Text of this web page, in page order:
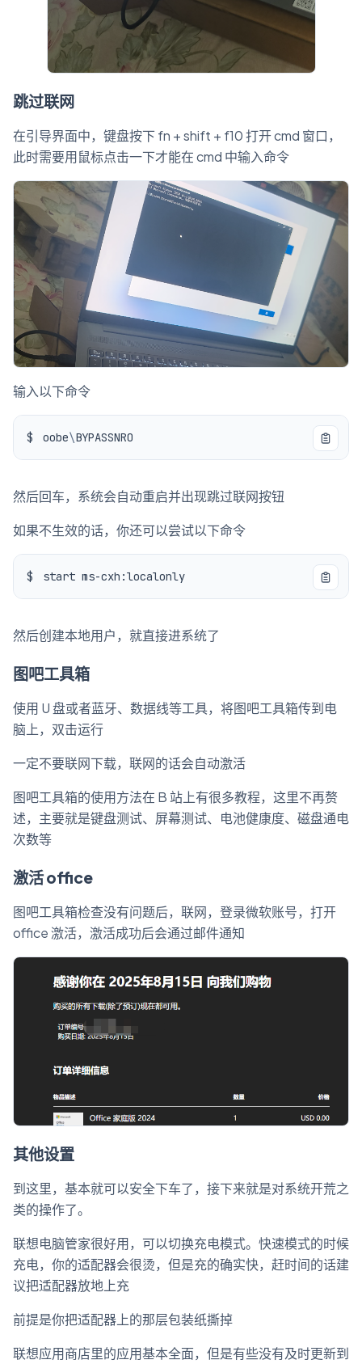
跳过联网
在引导界面中，键盘按下 fn + shift + f10 打开 cmd 窗口，
此时需要用鼠标点击一下才能在 cmd 中输入命令
输入以下命令
oobe\
然后回车，系统会自动重启并出现跳过联网按钮
如果不生效的话，你还可以尝试以下命令
然后创建本地用户，就直接进系统了
图吧工具箱
使用 U 盘或者蓝牙、数据线等工具，将图吧工具箱传到电
脑上，双击运行
一定不要联网下载，联网的话会自动激活
图吧工具箱的使用方法在 B 站上有很多教程，这里不再赘
述，主要就是键盘测试、屏幕测试、电池健康度、磁盘通电
次数等
激活 office
图吧工具箱检查没有问题后，联网，登录微软账号，打开
office 激活，激活成功后会通过邮件通知
其他设置
到这里，基本就可以安全下车了，接下来就是对系统开荒之
类的操作了。
联想电脑管家很好用，可以切换充电模式。快速模式的时候
充电，你的适配器会很烫，但是充的确实快，赶时间的话建
议把适配器放地上充
前提是你把适配器上的那层包装纸撕掉
联想应用商店里的应用基本全面，但是有些没有及时更新到